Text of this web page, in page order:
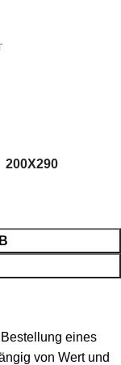
200X290
eines
von Wert und